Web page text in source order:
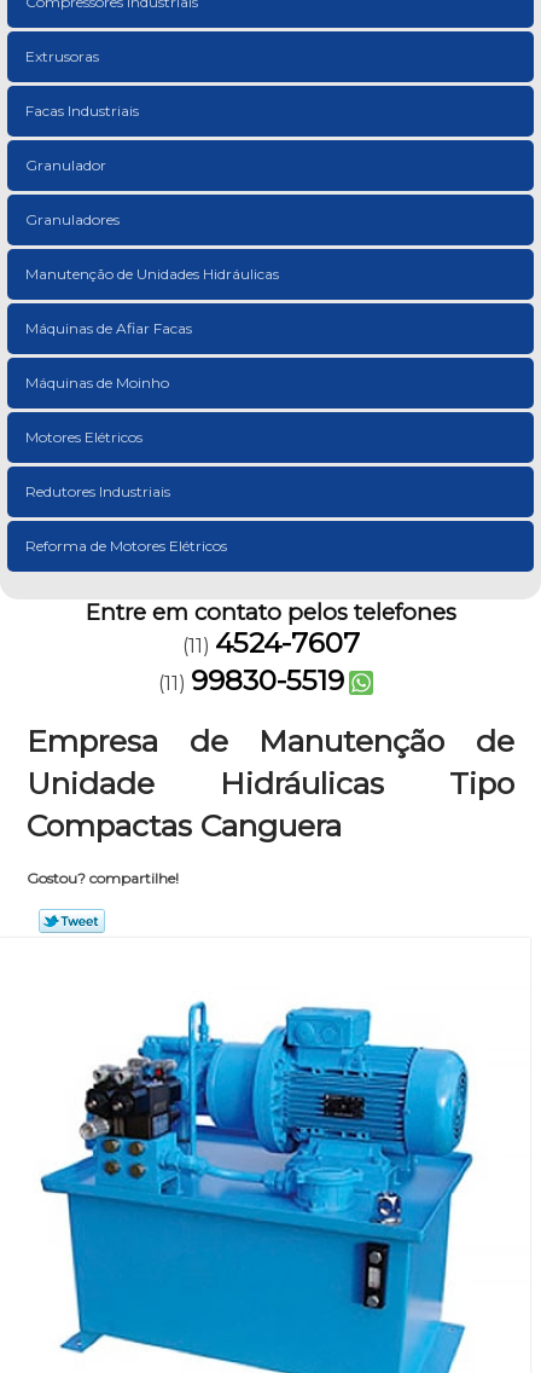
Extrusoras
Facas Industriais
Granulador
Granuladores
Manutenção de Unidades Hidráulicas
Máquinas de Afiar Facas
Máquinas de Moinho
Motores Elétricos
Redutores Industriais
Reforma de Motores Elétricos
Entre em contato pelos telefones
(11) 4524-7607
(11) 99830-5519
Empresa de Manutenção de
Unidade Hidráulicas Tipo
Compactas Canguera
Gostou? compartilhe!